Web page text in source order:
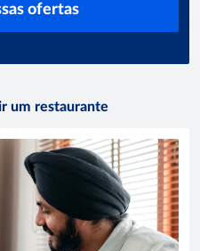
ofertas
um restaurante